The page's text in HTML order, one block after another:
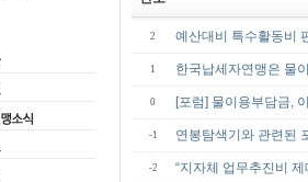
2 예산대비 특수활동비
1 한국납세자연맹은 물
0 [포럼] 물이용부담금,
-1 연봉탐색기와 관련된
-2 “지자체 업무추진비